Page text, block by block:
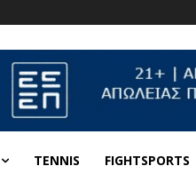
TENNIS FIGHTSPORTS